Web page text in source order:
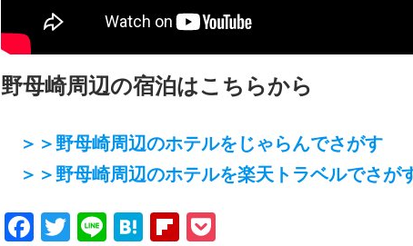
野母崎周辺の宿泊はこちらから
＞＞野母崎周辺のホテルをじゃらんでさがす
＞＞野母崎周辺のホテルを楽天トラベルでさが
Facebook
Twitter
LineHatenaFlipboard